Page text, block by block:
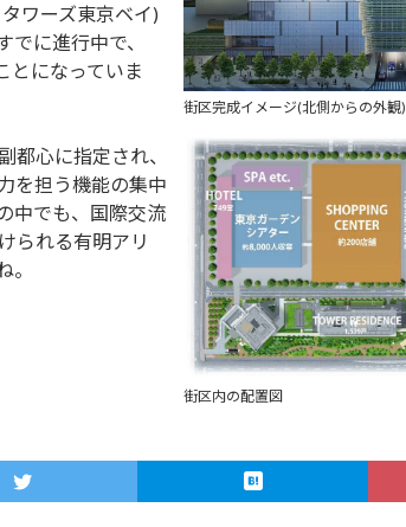
ワーズ東京ベイ)
に進行中で、
とになっていま
都心に指定され、
を担う機能の集中
中でも、国際交流
られる有明アリ
街区完成イメージ(北側からの外観)
街区内の配置図